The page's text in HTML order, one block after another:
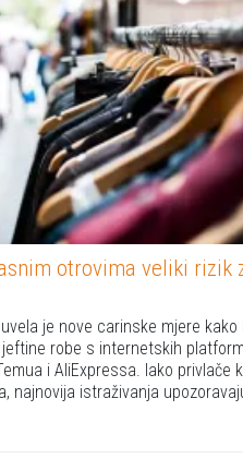
otrovima veliki rizik
je nove carinske mjere kako
jeftine robe s internetskih
i AliExpressa. Iako privlače
najnovija istraživanja